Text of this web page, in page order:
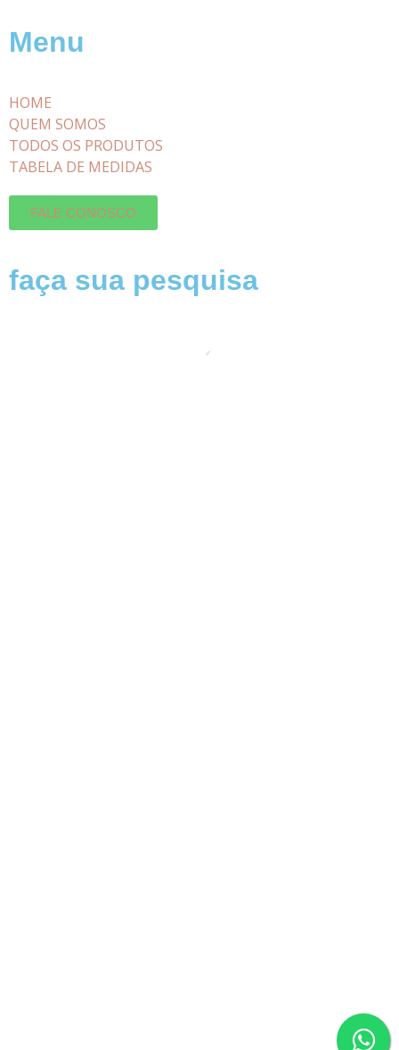
Menu
HOME
QUEM SOMOS
TODOS OS PRODUTOS
TABELA DE MEDIDAS
FALE CONOSCO
faça sua pesquisa